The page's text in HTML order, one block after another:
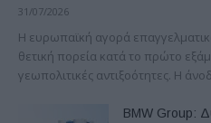
31/07/2026
Η ευρωπαϊκή αγορά
θετική πορεία κατά το πρώτο
γεωπολιτικές αντιξοότητες. Η
BMW Group: